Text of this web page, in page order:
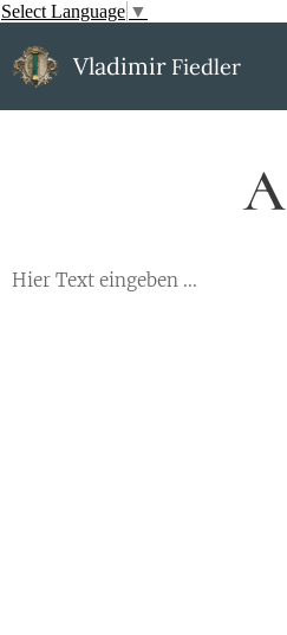
Select Language ▼
Vladimir Fiedler
A
Hier Text eingeben ...